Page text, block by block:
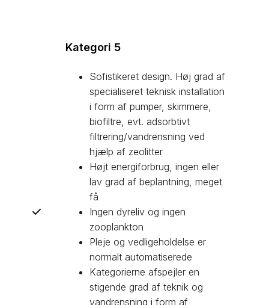
Kategori 5
Sofistikeret design. Høj grad af
specialiseret teknisk installation
i form af pumper, skimmere,
biofiltre, evt. adsorbtivt
filtrering/vandrensning ved
hjælp af zeolitter
Højt energiforbrug, ingen eller
lav grad af beplantning, meget
få
Ingen dyreliv og ingen
zooplankton
Pleje og vedligeholdelse er
normalt automatiserede
Kategorierne afspejler en
stigende grad af teknik og
vandrensning i form af